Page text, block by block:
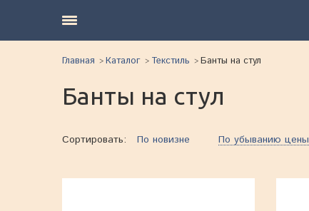
Главная Каталог Текстиль Банты на стул
Банты на стул
Сортировать: По новизне По убыванию цены